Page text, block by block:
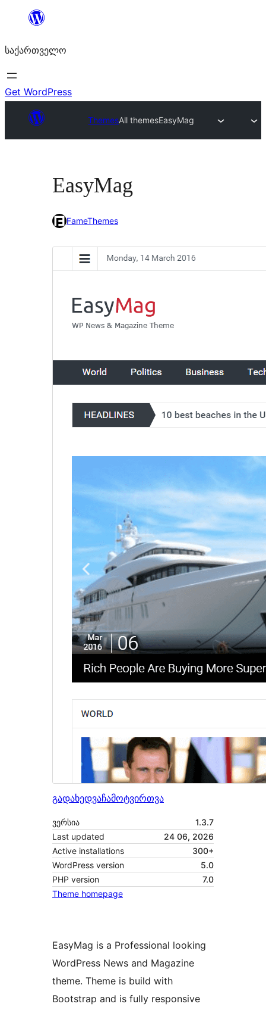
შიგთავსზე
საქართველო
Get WordPress
ThemesAll themesEasyMag
EasyMag
FameThemes
გადახედვაჩამოტვირთვა
ვერსია
1.3.7
Last updated
24 06, 2026
Active installations
300+
WordPress version
5.0
PHP version
7.0
Theme homepage
EasyMag is a Professional looking
WordPress News and Magazine
theme. Theme is build with
Bootstrap and is fully responsive